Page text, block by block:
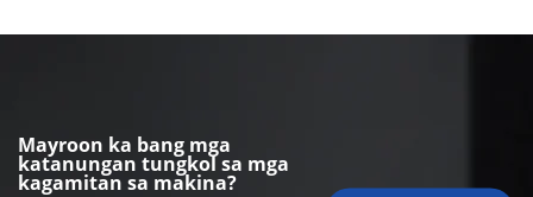
Mayroon ka bang mga
katanungan tungkol sa mga
kagamitan sa makina?